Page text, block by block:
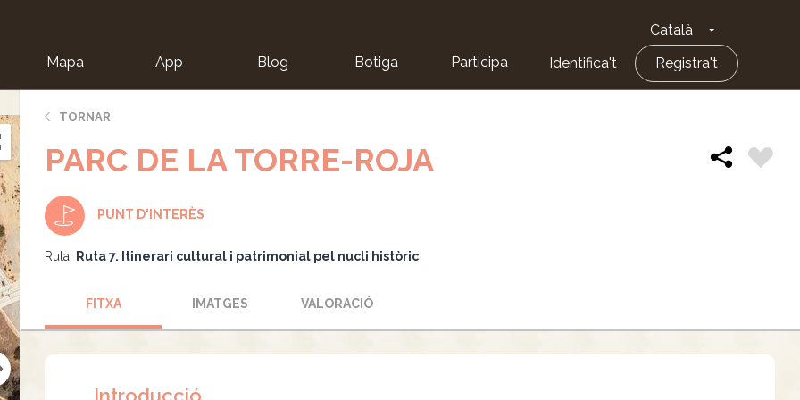
Català Toggle
Mapa App Blog Botiga Participa Identifica't Registra't
TORNAR
PARC DE LA TORRE-ROJA
PUNT D'INTERÈS
Ruta: Ruta 7. Itinerari cultural i patrimonial pel nucli històric
FITXA IMATGES VALORACIÓ